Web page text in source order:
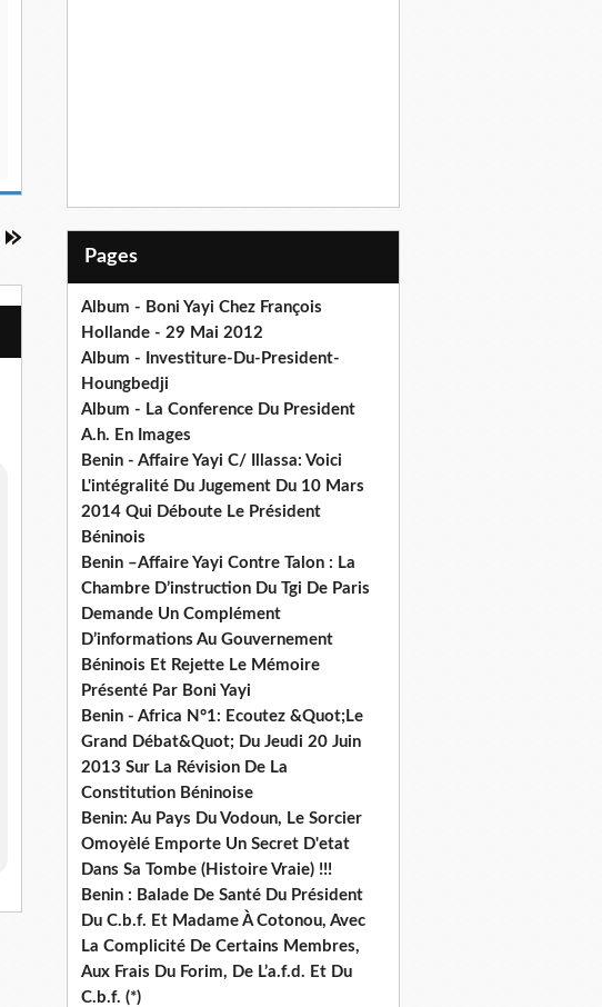
Pages
Album - Boni Yayi Chez François
Hollande - 29 Mai 2012
Album - Investiture-Du-President-
Houngbedji
Album - La Conference Du President
A.h. En Images
Benin - Affaire Yayi C/ Illassa: Voici
L'intégralité Du Jugement Du 10 Mars
2014 Qui Déboute Le Président
Béninois
Benin –Affaire Yayi Contre Talon : La
Chambre D’instruction Du Tgi De Paris
Demande Un Complément
D’informations Au Gouvernement
Béninois Et Rejette Le Mémoire
Présenté Par Boni Yayi
Benin - Africa N°1: Ecoutez &Quot;Le
Grand Débat&Quot; Du Jeudi 20 Juin
2013 Sur La Révision De La
Constitution Béninoise
Benin: Au Pays Du Vodoun, Le Sorcier
Omoyèlé Emporte Un Secret D'etat
Dans Sa Tombe (Histoire Vraie) !!!
Benin : Balade De Santé Du Président
Du C.b.f. Et Madame À Cotonou, Avec
La Complicité De Certains Membres,
Aux Frais Du Forim, De L’a.f.d. Et Du
C.b.f. (*)